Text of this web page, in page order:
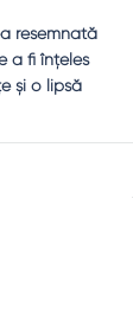
resemnată
a fi înţeles
şi o lipsă